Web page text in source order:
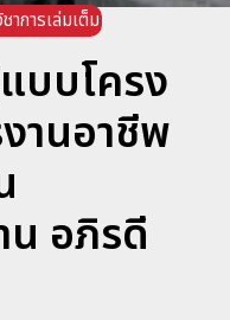
าการเล่มเต็ม
บบโครง
านอาชีพ
น อภิรดี